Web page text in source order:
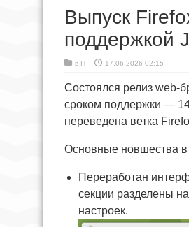
Выпуск
поддержкой
в IT 17.06.2026 02:15
Состоялся релиз web-
сроком поддержки —
переведена ветка
Основные новшества в
Переработан
секции разделены
настроек.